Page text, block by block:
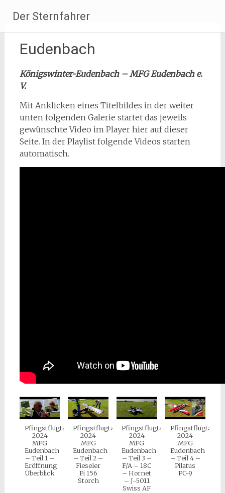
Inhalt
springen
Der Sternfahrer
Eudenbach
Königswinter-Eudenbach – MFG Eudenbach e.
V.
Mit Anklicken eines Titelbildes in der weiter
unten folgenden Galerie startet das jeweils
gewünschte Video im Player hier auf dieser
Seite. In der Playlist folgende Videos starten
automatisch.
Pfingstflugtag
2024
MFG
Eudenbach
– Teil 1 –
Eröffnung
Überblick
Pfingstflugtag
2024
MFG
Eudenbach
– Teil 2 –
Fieseler
Fi 156
Storch
Pfingstflugtag
2024
MFG
Eudenbach
– Teil 3 –
F/A – 18C
– Hornet
– J-5011
Swiss AF
Pfingstflugtag
2024
MFG
Eudenbach
– Teil 4 –
Pilatus
PC-9